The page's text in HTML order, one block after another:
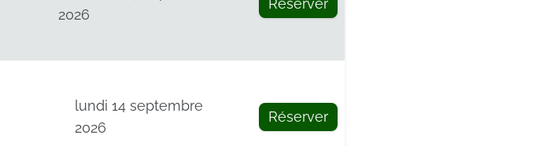
2026
Réserver
lundi 14 septembre
2026
Réserver